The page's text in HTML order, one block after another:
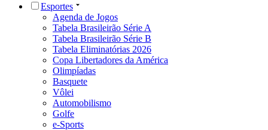
Esportes
Agenda de Jogos
Tabela Brasileirão Série A
Tabela Brasileirão Série B
Tabela Eliminatórias 2026
Copa Libertadores da América
Olimpíadas
Basquete
Vôlei
Automobilismo
Golfe
e-Sports